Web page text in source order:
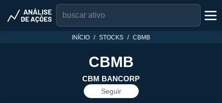
INÍCIO STOCKS CBMB
CBMB
CBM BANCORP
Seguir